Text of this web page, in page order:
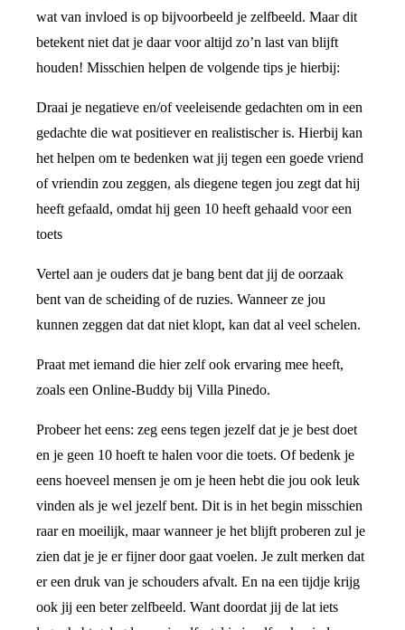
wat van invloed is op bijvoorbeeld je zelfbeeld. Maar dit
betekent niet dat je daar voor altijd zo’n last van blijft
houden! Misschien helpen de volgende tips je hierbij:
Draai je negatieve en/of veeleisende gedachten om in een
gedachte die wat positiever en realistischer is. Hierbij kan
het helpen om te bedenken wat jij tegen een goede vriend
of vriendin zou zeggen, als diegene tegen jou zegt dat hij
heeft gefaald, omdat hij geen 10 heeft gehaald voor een
toets
Vertel aan je ouders dat je bang bent dat jij de oorzaak
bent van de scheiding of de ruzies. Wanneer ze jou
kunnen zeggen dat dat niet klopt, kan dat al veel schelen.
Praat met iemand die hier zelf ook ervaring mee heeft,
zoals een Online-Buddy bij Villa Pinedo.
Probeer het eens: zeg eens tegen jezelf dat je je best doet
en je geen 10 hoeft te halen voor die toets. Of bedenk je
eens hoeveel mensen je om je heen hebt die jou ook leuk
vinden als je wel jezelf bent. Dit is in het begin misschien
raar en moeilijk, maar wanneer je het blijft proberen zul je
zien dat je je er fijner door gaat voelen. Je zult merken dat
er een druk van je schouders afvalt. En na een tijdje krijg
ook jij een beter zelfbeeld. Want doordat jij de lat iets